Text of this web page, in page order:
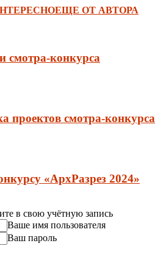
ЕЩЕ ОТ АВТОРА
смотра-конкурса
проектов смотра-конкурса
«АрхРазрез 2024»
в свою учётную запись
Ваше имя пользователя
Ваш пароль